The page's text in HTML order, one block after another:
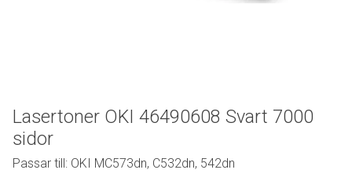
Lasertoner OKI 46490608 Svart 7000
sidor
Passar till: OKI MC573dn, C532dn, 542dn